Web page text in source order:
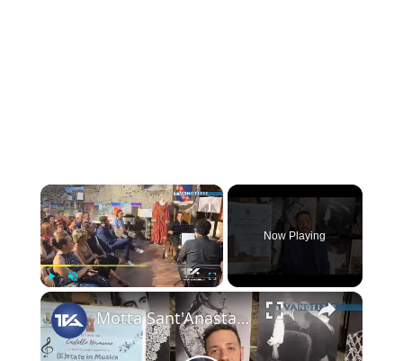
×
Play Unmute Fullscreen
Now Playing
×
Motta Sant'Anastasia. L'omaggio al tenore mottese Giuseppe Di Stefano nel giorno della sua nascita.